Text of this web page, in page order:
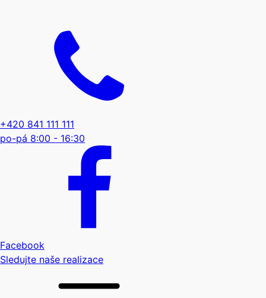
+420 841 111 111
po-pá 8:00 - 16:30
Facebook
Sledujte naše realizace